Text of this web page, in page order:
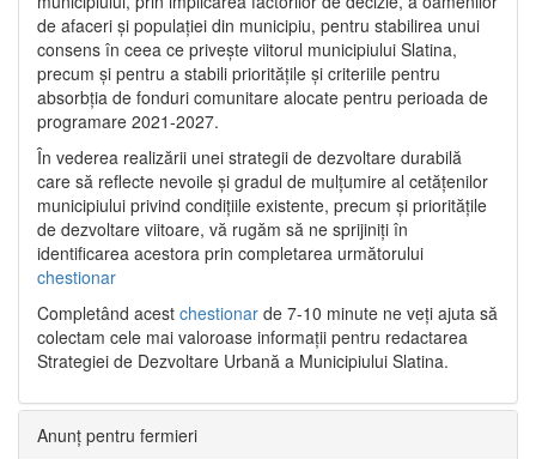
de afaceri și populației din municipiu, pentru stabilirea unui
consens în ceea ce privește viitorul municipiului Slatina,
precum și pentru a stabili prioritățile și criteriile pentru
absorbția de fonduri comunitare alocate pentru perioada de
programare 2021-2027.
În vederea realizării unei strategii de dezvoltare durabilă
care să reflecte nevoile și gradul de mulțumire al cetățenilor
municipiului privind condițiile existente, precum și prioritățile
de dezvoltare viitoare, vă rugăm să ne sprijiniți în
identificarea acestora prin completarea următorului
chestionar
Completând acest chestionar de 7-10 minute ne veți ajuta să
colectam cele mai valoroase informații pentru redactarea
Strategiei de Dezvoltare Urbană a Municipiului Slatina.
Anunț pentru fermieri